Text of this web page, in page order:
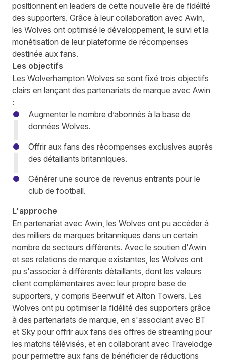
positionnent en leaders de cette nouvelle ère de fidélité
des supporters. Grâce à leur collaboration avec Awin,
les Wolves ont optimisé le développement, le suivi et la
monétisation de leur plateforme de récompenses
destinée aux fans.
Les objectifs
Les Wolverhampton Wolves se sont fixé trois objectifs
clairs en lançant des partenariats de marque avec Awin
:
Augmenter le nombre d’abonnés à la base de
données Wolves.
Offrir aux fans des récompenses exclusives auprès
des détaillants britanniques.
Générer une source de revenus entrants pour le
club de football.
L'approche
En partenariat avec Awin, les Wolves ont pu accéder à
des milliers de marques britanniques dans un certain
nombre de secteurs différents. Avec le soutien d'Awin
et ses relations de marque existantes, les Wolves ont
pu s'associer à différents détaillants, dont les valeurs
client complémentaires avec leur propre base de
supporters, y compris Beerwulf et Alton Towers. Les
Wolves ont pu optimiser la fidélité des supporters grâce
à des partenariats de marque, en s'associant avec BT
et Sky pour offrir aux fans des offres de streaming pour
les matchs télévisés, et en collaborant avec Travelodge
pour permettre aux fans de bénéficier de réductions